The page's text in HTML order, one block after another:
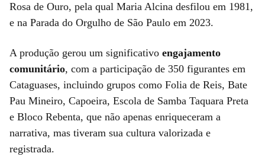
Rosa de Ouro, pela qual Maria Alcina desfilou em 1981,
e na Parada do Orgulho de São Paulo em 2023.
A produção gerou um significativo engajamento
comunitário, com a participação de 350 figurantes em
Cataguases, incluindo grupos como Folia de Reis, Bate
Pau Mineiro, Capoeira, Escola de Samba Taquara Preta
e Bloco Rebenta, que não apenas enriqueceram a
narrativa, mas tiveram sua cultura valorizada e
registrada.